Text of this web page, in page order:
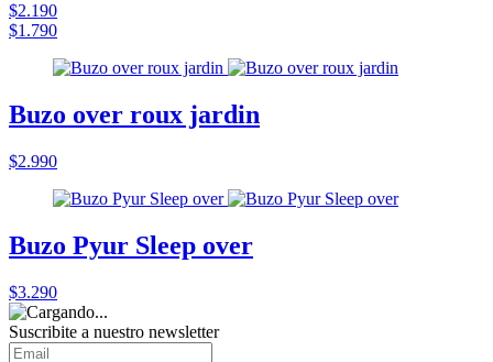
$2.190
$1.790
Buzo over roux jardin
$2.990
Buzo Pyur Sleep over
$3.290
Suscribite a nuestro newsletter